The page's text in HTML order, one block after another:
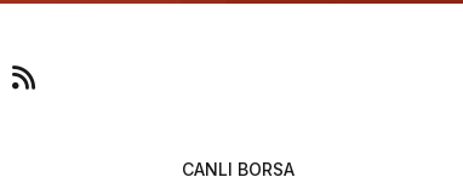
CANLI BORSA